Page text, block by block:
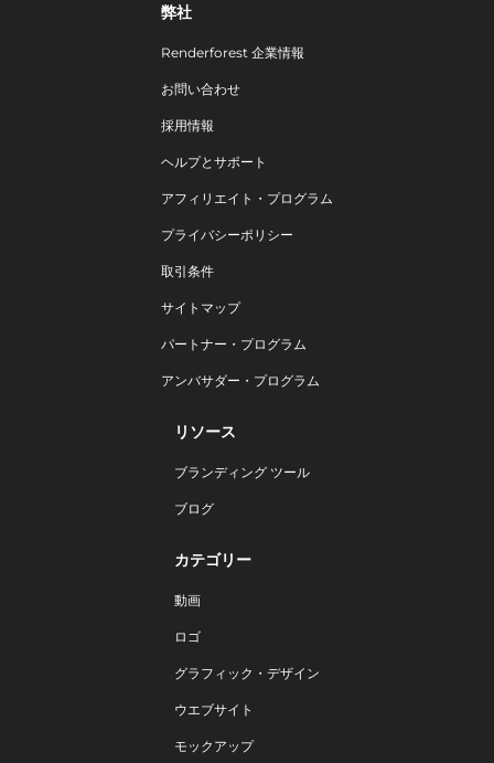
弊社
Renderforest 企業情報
お問い合わせ
採用情報
ヘルプとサポート
アフィリエイト・プログラム
プライバシーポリシー
取引条件
サイトマップ
パートナー・プログラム
アンバサダー・プログラム
リソース
ブランディング ツール
ブログ
カテゴリー
動画
ロゴ
グラフィック・デザイン
ウエブサイト
モックアップ